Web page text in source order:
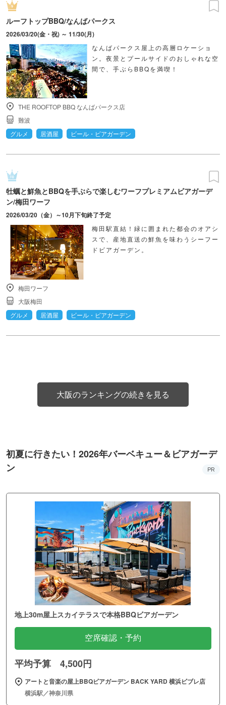
ルーフトップBBQ/なんばパークス
2026/03/20(金・祝) ～ 11/30(月)
なんばパークス屋上の高層ロケーショ
ン。夜景とプールサイドのおしゃれな空
間で、手ぶらBBQを満喫！
THE ROOFTOP BBQ なんばパークス店
難波
グルメ
居酒屋 ビール・ビアガーデン
牡蠣と鮮魚とBBQを手ぶらで楽しむワーフプレミアムビアガーデ
ン/梅田ワーフ
2026/03/20（金）～10月下旬終了予定
梅田駅直結！緑に囲まれた都会のオアシ
スで、産地直送の鮮魚を味わうシーフー
ドビアガーデン。
梅田ワーフ
大阪梅田
グルメ
居酒屋 ビール・ビアガーデン
大阪のランキングの続きを見る
初夏に行きたい！2026年バーベキュー＆ビアガーデ
ン
PR
地上30m屋上スカイテラスで本格BBQビアガーデン
空席確認・予約
平均予算 4,500円
アートと音楽の屋上BBQビアガーデン BACK YARD 横浜ビブレ店
横浜駅／神奈川県